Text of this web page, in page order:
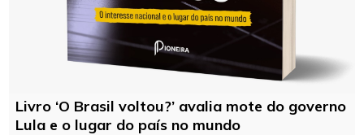
Livro ‘O Brasil voltou?’ avalia mote do governo
Lula e o lugar do país no mundo